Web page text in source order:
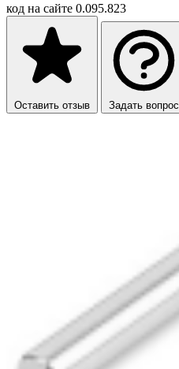
код на сайте 0.095.823
Оставить отзыв Задать вопрос